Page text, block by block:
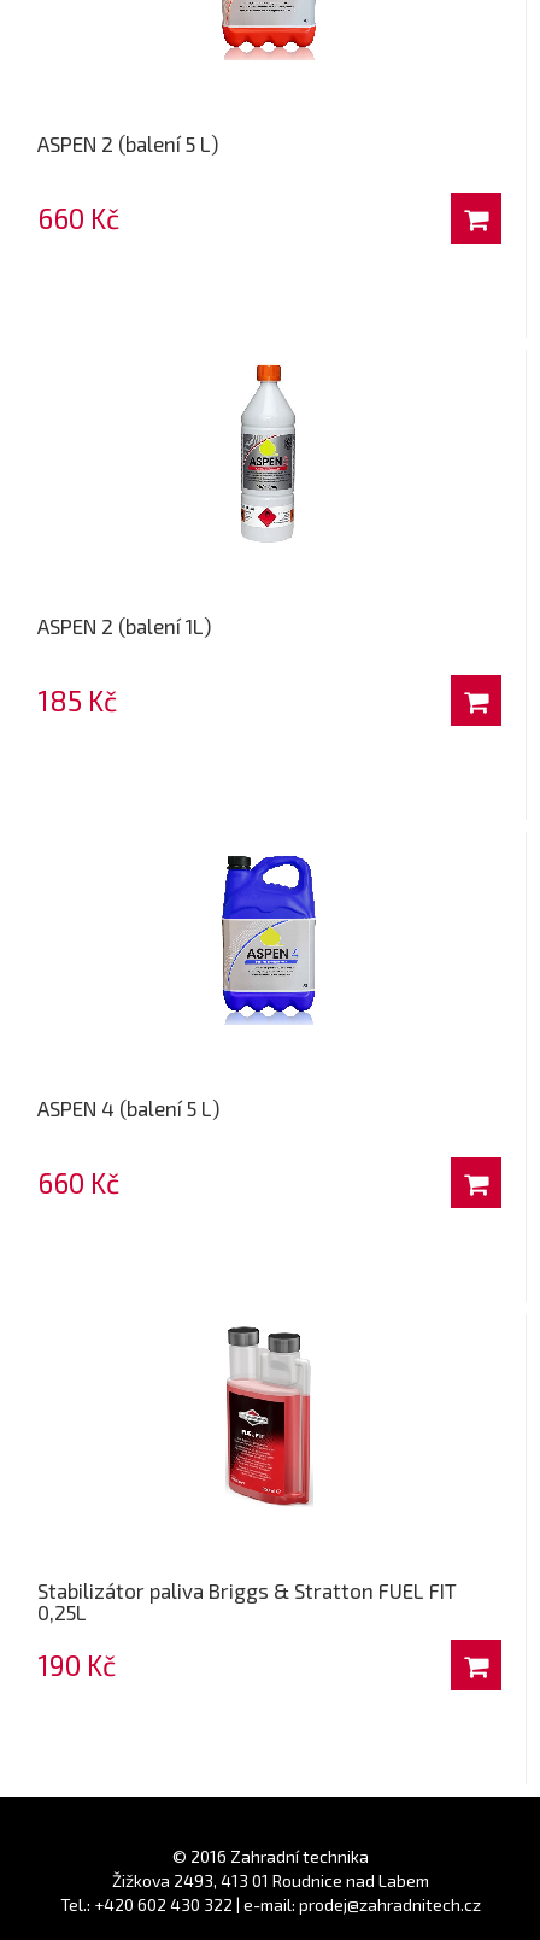
ASPEN 2 (balení 5 L)
660 Kč
ASPEN 2 (balení 1L)
185 Kč
ASPEN 4 (balení 5 L)
660 Kč
Stabilizátor paliva Briggs & Stratton FUEL FIT
0,25L
190 Kč
© 2016 Zahradní technika
Žižkova 2493, 413 01 Roudnice nad Labem
Tel.: +420 602 430 322 | e-mail: prodej@zahradnitech.cz